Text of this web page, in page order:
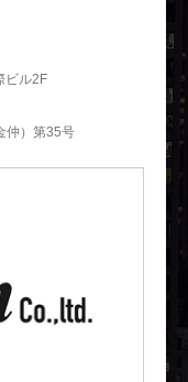
ビル2F
仲）第35号